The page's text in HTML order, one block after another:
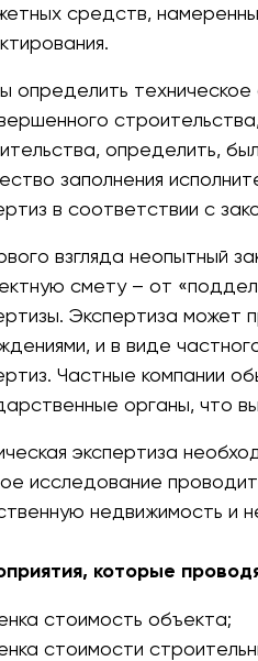
средств,
определить техническое
определить,
заполнения
в соответствии с
взгляда неопытный
смету – от
Экспертиза может
и в виде
Частные компании
органы, что
экспертиза
исследование
недвижимость и
которые
стоимость объекта;
стоимости